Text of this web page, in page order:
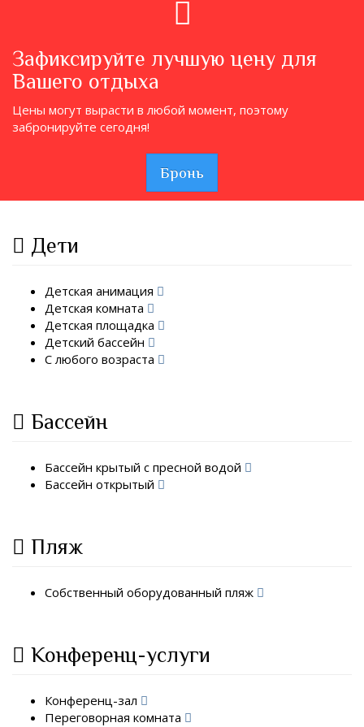
Зафиксируйте лучшую цену для
Вашего отдыха
Цены могут вырасти в любой момент, поэтому
забронируйте сегодня!
Бронь
Дети
Детская анимация
Детская комната
Детская площадка
Детский бассейн
С любого возраста
Бассейн
Бассейн крытый с пресной водой
Бассейн открытый
Пляж
Собственный оборудованный пляж
Конференц-услуги
Конференц-зал
Переговорная комната